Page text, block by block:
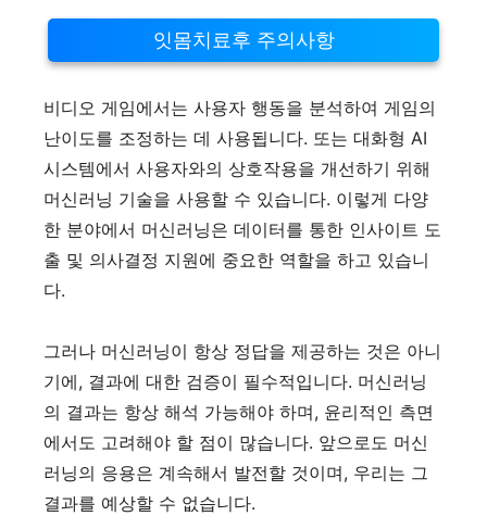
잇몸치료후 주의사항
비디오 게임에서는 사용자 행동을 분석하여 게임의
난이도를 조정하는 데 사용됩니다. 또는 대화형 AI
시스템에서 사용자와의 상호작용을 개선하기 위해
머신러닝 기술을 사용할 수 있습니다. 이렇게 다양
한 분야에서 머신러닝은 데이터를 통한 인사이트 도
출 및 의사결정 지원에 중요한 역할을 하고 있습니
다.
그러나 머신러닝이 항상 정답을 제공하는 것은 아니
기에, 결과에 대한 검증이 필수적입니다. 머신러닝
의 결과는 항상 해석 가능해야 하며, 윤리적인 측면
에서도 고려해야 할 점이 많습니다. 앞으로도 머신
러닝의 응용은 계속해서 발전할 것이며, 우리는 그
결과를 예상할 수 없습니다.